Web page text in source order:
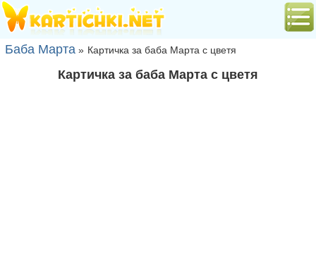
Баба Марта » Картичка за баба Марта с цветя
Картичка за баба Марта с цветя